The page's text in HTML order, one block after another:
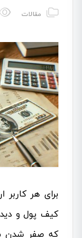
مقالات
برای هر کاربر
کیف پول و
که صفر شدن